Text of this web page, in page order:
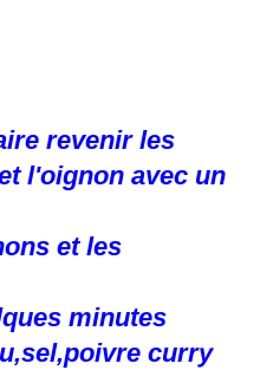
revenir les
l'oignon avec un
et les
minutes
curry